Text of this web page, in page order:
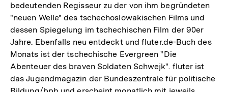
bedeutenden Regisseur zu der von ihm begründeten
"neuen Welle" des tschechoslowakischen Films und
dessen Spiegelung im tschechischen Film der 90er
Jahre. Ebenfalls neu entdeckt und fluter.de-Buch des
Monats ist der tschechische Evergreen "Die
Abenteuer des braven Soldaten Schwejk". fluter ist
das Jugendmagazin der Bundeszentrale für politische